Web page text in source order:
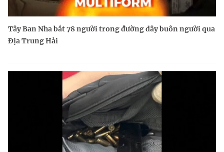
Tây Ban Nha bắt 78 người trong đường dây buôn người qua
Địa Trung Hải